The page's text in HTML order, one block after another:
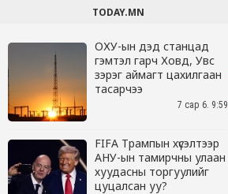
TODAY.MN
ОХУ-ын дэд станцад
гэмтэл гарч Ховд, Увс
зэрэг аймагт цахилгаан
тасарчээ
7 сар 6. 9:59
FIFA Трампын хүсэлтээр
АНУ-ын тамирчны улаан
хуудасны торгуулийг
цуцалсан уу?